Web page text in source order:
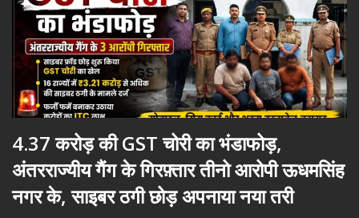
4.37 करोड़ की GST चोरी का भंडाफोड़,
अंतरराज्यीय गैंग के गिरफ़्तार तीनो आरोपी ऊधमसिंह
नगर के, साइबर ठगी छोड़ अपनाया नया तरी